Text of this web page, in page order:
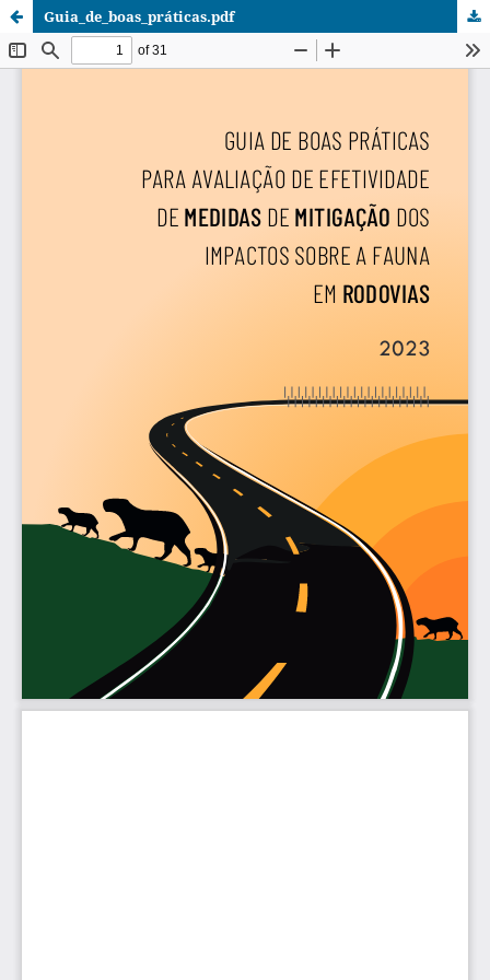
Guia_de_boas_práticas.pdf